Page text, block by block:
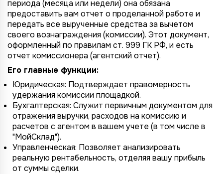
периода (месяца или недели) она обязана
предоставить вам отчет о проделанной работе и
передать все вырученные средства за вычетом
своего вознаграждения (комиссии). Этот документ,
оформленный по правилам ст. 999 ГК РФ, и есть
отчет комиссионера (агентский отчет).
Его главные функции:
Юридическая: Подтверждает правомерность
удержания комиссии площадкой.
Бухгалтерская: Служит первичным документом для
отражения выручки, расходов на комиссию и
расчетов с агентом в вашем учете (в том числе в
"МойСклад").
Управленческая: Позволяет анализировать
реальную рентабельность, отделяя вашу прибыль
от суммы сделки.